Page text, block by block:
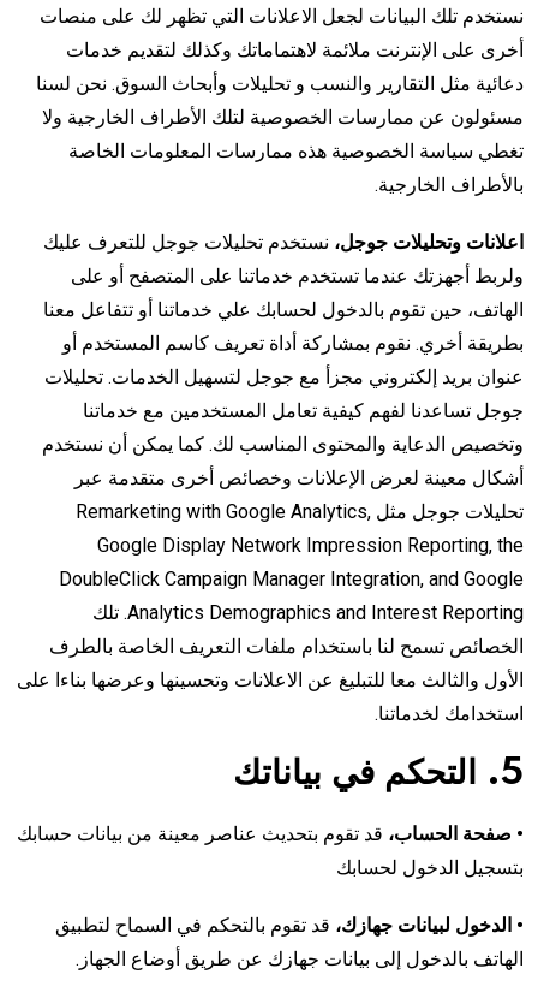
نستخدم تلك البيانات لجعل الاعلانات التي تظهر لك على منصات
أخرى على الإنترنت ملائمة لاهتماماتك وكذلك لتقديم خدمات
دعائية مثل التقارير والنسب و تحليلات وأبحاث السوق. نحن لسنا
مسئولون عن ممارسات الخصوصية لتلك الأطراف الخارجية ولا
تغطي سياسة الخصوصية هذه ممارسات المعلومات الخاصة
بالأطراف الخارجية.
اعلانات وتحليلات جوجل، نستخدم تحليلات جوجل للتعرف عليك
ولربط أجهزتك عندما تستخدم خدماتنا على المتصفح أو على
الهاتف، حين تقوم بالدخول لحسابك علي خدماتنا أو تتفاعل معنا
بطريقة أخري. نقوم بمشاركة أداة تعريف كاسم المستخدم أو
عنوان بريد إلكتروني مجزأ مع جوجل لتسهيل الخدمات. تحليلات
جوجل تساعدنا لفهم كيفية تعامل المستخدمين مع خدماتنا
وتخصيص الدعاية والمحتوى المناسب لك. كما يمكن أن نستخدم
أشكال معينة لعرض الإعلانات وخصائص أخرى متقدمة عبر
تحليلات جوجل مثل Remarketing with Google Analytics,
Google Display Network Impression Reporting, the
DoubleClick Campaign Manager Integration, and Google
Analytics Demographics and Interest Reporting. تلك
الخصائص تسمح لنا باستخدام ملفات التعريف الخاصة بالطرف
الأول والثالث معا للتبليغ عن الاعلانات وتحسينها وعرضها بناءا على
استخدامك لخدماتنا.
5. التحكم في بياناتك
• صفحة الحساب، قد تقوم بتحديث عناصر معينة من بيانات حسابك
بتسجيل الدخول لحسابك
• الدخول لبيانات جهازك، قد تقوم بالتحكم في السماح لتطبيق
الهاتف بالدخول إلى بيانات جهازك عن طريق أوضاع الجهاز.